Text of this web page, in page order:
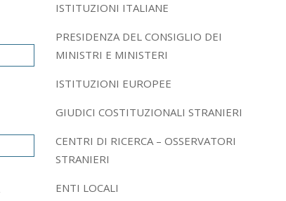
ISTITUZIONI ITALIANE
PRESIDENZA DEL CONSIGLIO DEI
MINISTRI E MINISTERI
ISTITUZIONI EUROPEE
GIUDICI COSTITUZIONALI STRANIERI
CENTRI DI RICERCA – OSSERVATORI
STRANIERI
ENTI LOCALI